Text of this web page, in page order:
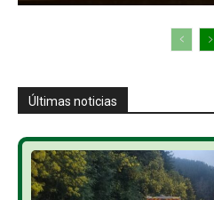
Últimas noticias